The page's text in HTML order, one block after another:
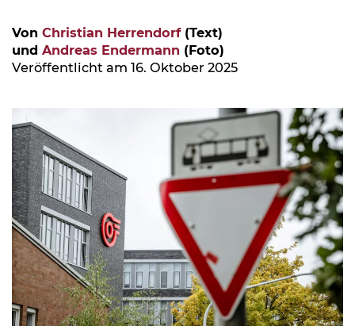
Von Christian Herrendorf(Text)
und Andreas Endermann (Foto)
Veröffentlicht am 16. Oktober 2025